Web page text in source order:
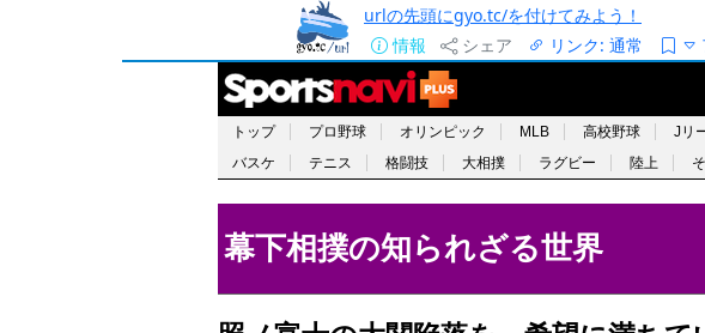
urlの先頭にgyo.tc/を付けてみよう！
情報
シェア リンク: 通常